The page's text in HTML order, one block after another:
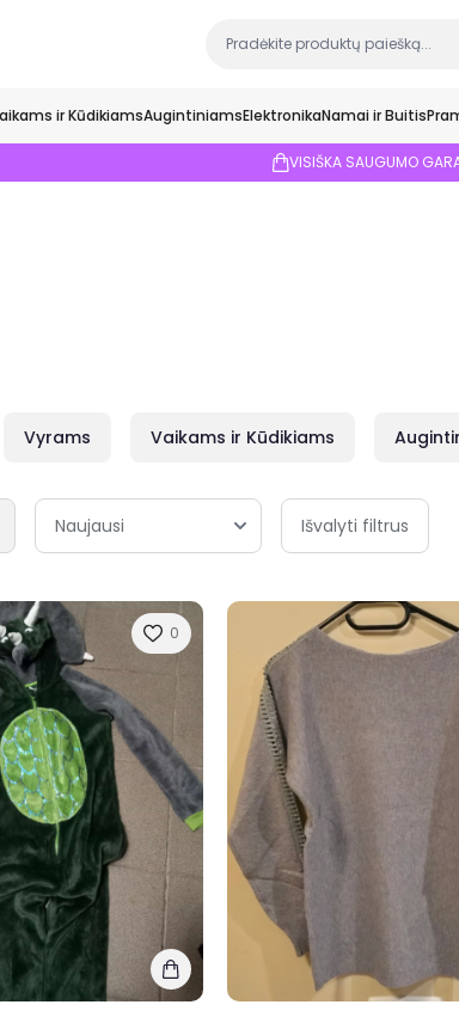
ir KūdikiamsAugintiniamsElektronikaNamai ir Buitis
VISIŠKA SAUGUMO
Vyrams Vaikams ir Kūdikiams
Išvalyti filtrus
0